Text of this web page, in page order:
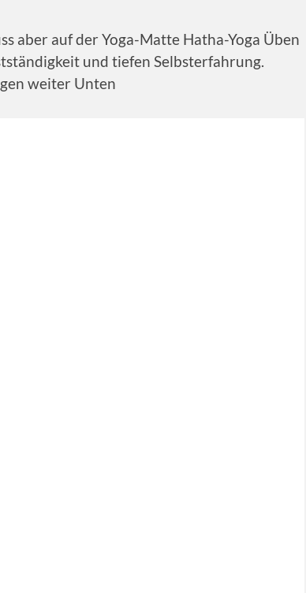
aber auf der Yoga-Matte Hatha-Yoga Üben
und tiefen Selbsterfahrung.
weiter Unten